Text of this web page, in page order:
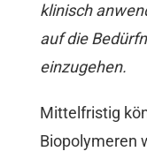
klinisch
auf die
einzugehen.
Mittelfristig
Biopolymeren